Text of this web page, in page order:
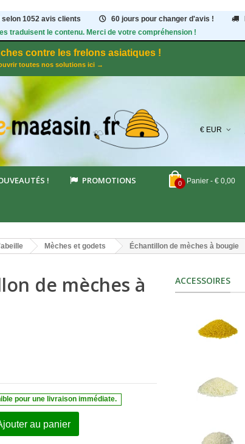
selon 1052avis clients 60 jours pour changer d'avis !
traduisent le contenu. Merci de votre compréhension !
contre les frelons asiatiques !
toutes nos solutions ici →
€ EUR
0 Panier - € 0,00
! PROMOTIONS
Mèches et godets Échantillon de mèches à bougie
de mèches à
pour une livraison immédiate.
au panier
ACCESSOIRES